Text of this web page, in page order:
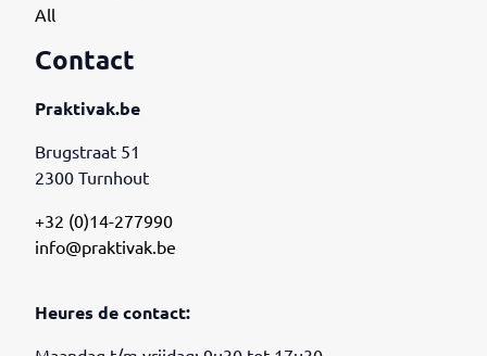
Contact
Praktivak.be
Brugstraat 51
2300 Turnhout
+32 (0)14-277990
info@praktivak.be
Heures de contact:
All